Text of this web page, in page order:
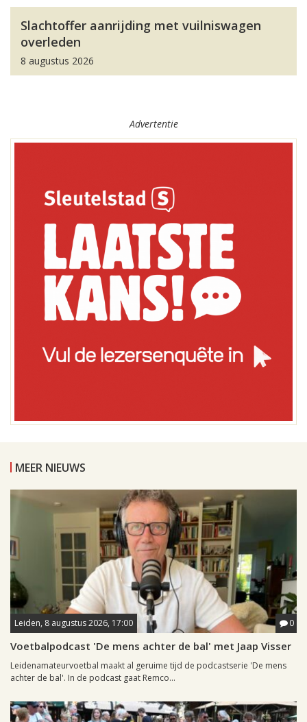
Slachtoffer aanrijding met vuilniswagen
overleden
8 augustus 2026
Advertentie
MEER NIEUWS
Leiden, 8 augustus 2026, 17:00 0
Voetbalpodcast 'De mens achter de bal' met Jaap Visser
Leidenamateurvoetbal maakt al geruime tijd de podcastserie 'De mens
achter de bal'. In de podcast gaat Remco...